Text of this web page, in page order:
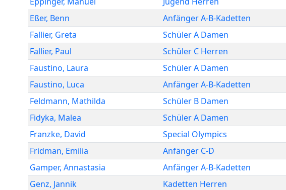
Eßer, Benn Anfänger A-B-Kadetten
Fallier, Greta Schüler A Damen
Fallier, Paul Schüler C Herren
Faustino, Laura Schüler A Damen
Faustino, Luca Anfänger A-B-Kadetten
Feldmann, Mathilda Schüler B Damen
Fidyka, Malea Schüler A Damen
Franzke, David Special Olympics
Fridman, Emilia Anfänger C-D
Gamper, Annastasia Anfänger A-B-Kadetten
Genz, Jannik Kadetten Herren